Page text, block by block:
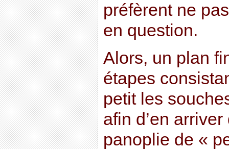
préfèrent ne
en question.
Alors, un plan
étapes
petit les
afin d’en
panoplie de «